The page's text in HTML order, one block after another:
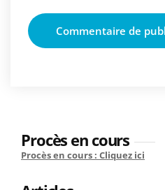
Procès en cours
Procès en cours : Cliquez ici